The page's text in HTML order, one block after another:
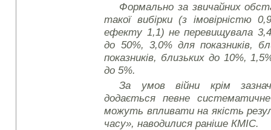
Формально за звичайних
такої вибірки (з імовірністю
ефекту 1,1) не перевищувала
до 50%, 3,0% для показників,
показників, близьких до 10%,
до 5%.
За умов війни крім
додається певне
можуть впливати на якість
часу», наводилися раніше КМІС.